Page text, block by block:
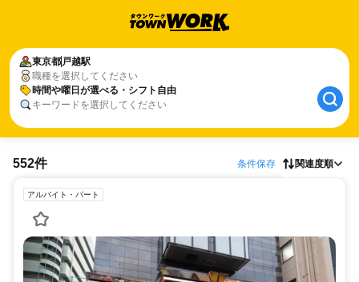
東京都戸越駅
職種を選択してください
時間や曜日が選べる・シフト自由
キーワードを選択してください
552件 条件保存 関連度順
アルバイト・パート